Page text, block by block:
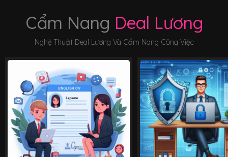
Cẩm Nang Deal Lương
Nghệ Thuật Deal Lương Và Cẩm Nang Công Việc